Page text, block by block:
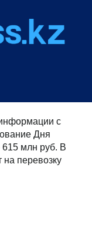
с
Дня
млн руб. В
на перевозку